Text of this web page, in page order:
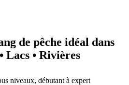
de pêche idéal dans
Lacs • Rivières
niveaux, débutant à expert